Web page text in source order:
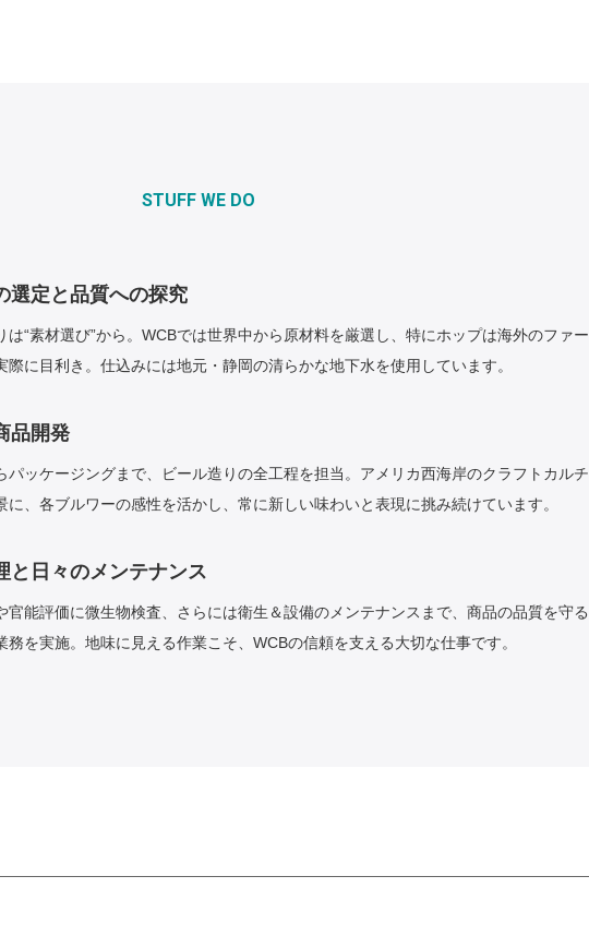
STUFF WE DO
選定と品質への探究
は“素材選び”から。WCBでは世界中から原材料を厳選し、特にホップは海外のファー
際に目利き。仕込みには地元・静岡の清らかな地下水を使用しています。
品開発
パッケージングまで、ビール造りの全工程を担当。アメリカ西海岸のクラフトカルチ
に、各ブルワーの感性を活かし、常に新しい味わいと表現に挑み続けています。
と日々のメンテナンス
官能評価に微生物検査、さらには衛生＆設備のメンテナンスまで、商品の品質を守る
務を実施。地味に見える作業こそ、WCBの信頼を支える大切な仕事です。